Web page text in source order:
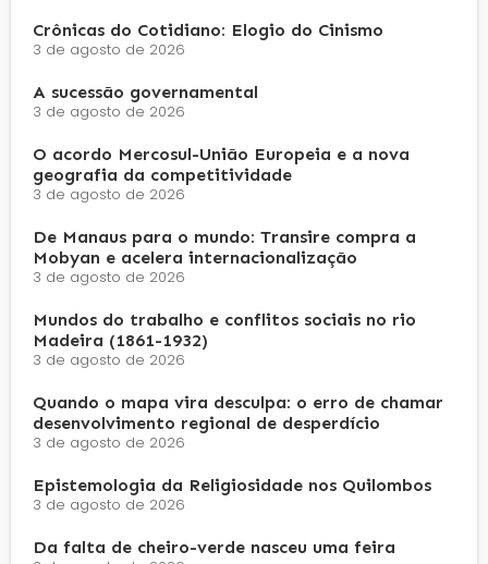
Crônicas do Cotidiano: Elogio do Cinismo
3 de agosto de 2026
A sucessão governamental
3 de agosto de 2026
O acordo Mercosul-União Europeia e a nova
geografia da competitividade
3 de agosto de 2026
De Manaus para o mundo: Transire compra a
Mobyan e acelera internacionalização
3 de agosto de 2026
Mundos do trabalho e conflitos sociais no rio
Madeira (1861-1932)
3 de agosto de 2026
Quando o mapa vira desculpa: o erro de chamar
desenvolvimento regional de desperdício
3 de agosto de 2026
Epistemologia da Religiosidade nos Quilombos
3 de agosto de 2026
Da falta de cheiro-verde nasceu uma feira